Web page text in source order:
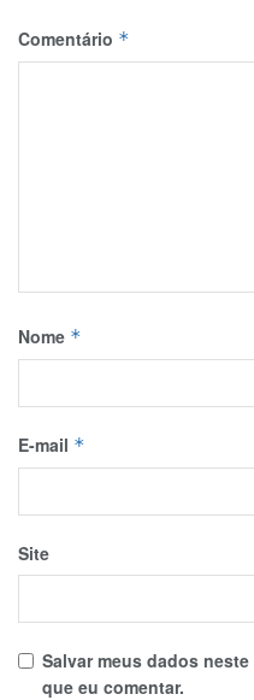
Comentário *
Nome *
E-mail *
Site
Salvar meus dados
que eu comentar.